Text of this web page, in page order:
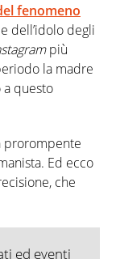
fenomeno
dell’idolo degli
più
la madre
questo
prorompente
Ed ecco
che
ed eventi